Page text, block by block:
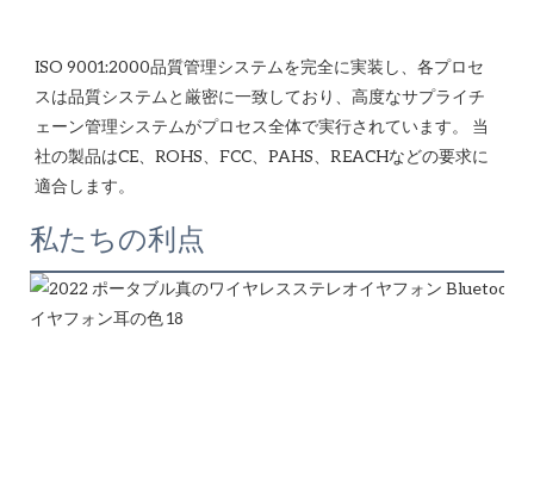
ISO 9001:2000品質管理システムを完全に実装し、各プロセ
スは品質システムと厳密に一致しており、高度なサプライチ
ェーン管理システムがプロセス全体で実行されています。 当
社の製品はCE、ROHS、FCC、PAHS、REACHなどの要求に
私たちの利点